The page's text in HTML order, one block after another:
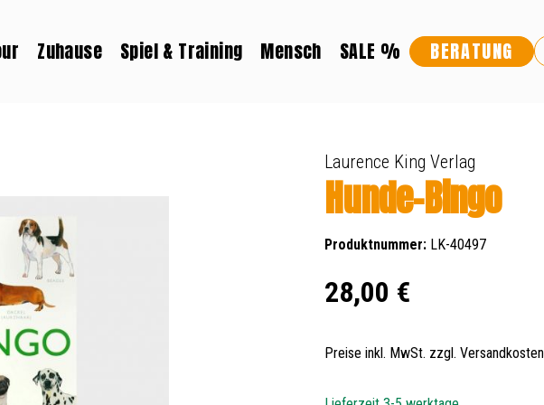
Zuhause Spiel & Training Mensch SALE % BERATUNG
Laurence King Verlag
Hunde-Bingo
Produktnummer: LK-40497
Regulärer Preis:
28,00 €
Preise inkl. MwSt. zzgl. Versandkosten